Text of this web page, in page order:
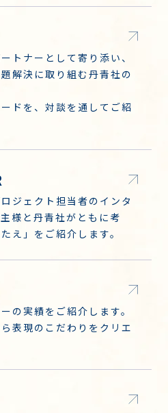
トナーとして寄り添い、
解決に取り組む丹青社の
ドを、対談を通してご紹
ジェクト担当者のインタ
様と丹青社がともに考
え」をご紹介します。
の実績をご紹介します。
表現のこだわりをクリエ